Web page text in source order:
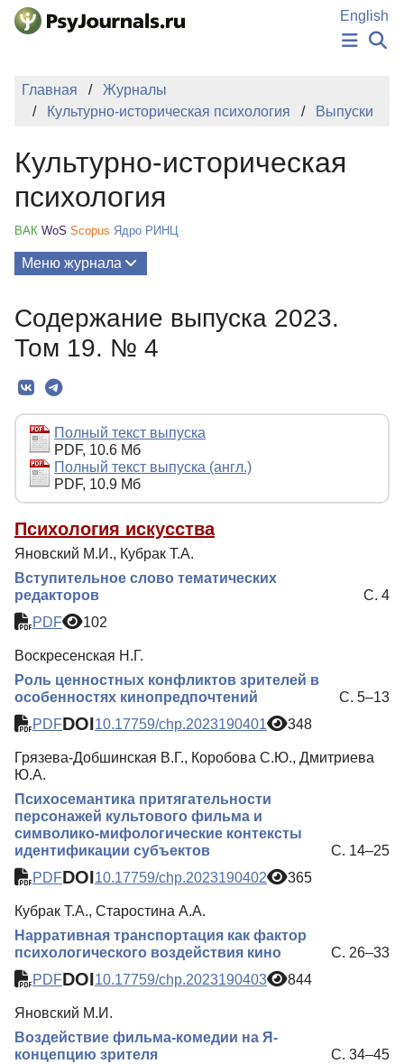
Перейти к основному содержанию
English
НОВОСТИ
БАЗА ЗНАНИЙ
КЛЮЧЕВЫЕ СЛОВА
Регистрация
Главная
Журналы
Культурно-историческая психология
Выпуски
Культурно-историческая
психология
ВАК WoS Scopus Ядро РИНЦ
Меню журнала
О Журнале
Редколлегия
Редакционная политика
Индексирование
Для авторов
Рубрики
Препринты
Подписка
Контакты
Содержание выпуска 2023.
Том 19. № 4
Полный текст выпуска
PDF, 10.6 Мб
Полный текст выпуска (англ.)
PDF, 10.9 Мб
Психология искусства
Яновский М.И., Кубрак Т.А.
Вступительное слово тематических
редакторов
С. 4
PDF
102
Воскресенская Н.Г.
Роль ценностных конфликтов зрителей в
особенностях кинопредпочтений
С. 5–13
PDFDOI10.17759/chp.2023190401 348
Грязева-Добшинская В.Г., Коробова С.Ю., Дмитриева
Ю.А.
Психосемантика притягательности
персонажей культового фильма и
символико-мифологические контексты
идентификации субъектов
С. 14–25
PDFDOI10.17759/chp.2023190402 365
Кубрак Т.А., Старостина А.А.
Нарративная транспортация как фактор
психологического воздействия кино
С. 26–33
PDFDOI10.17759/chp.2023190403 844
Яновский М.И.
Воздействие фильма-комедии на Я-
концепцию зрителя
С. 34–45